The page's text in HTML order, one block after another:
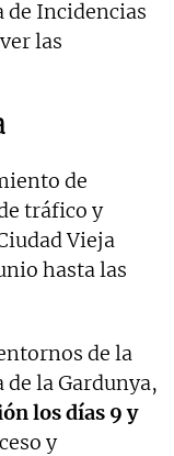
de Incidencias
las
de
tráfico y
Vieja
hasta las
de la
de la Gardunya,
los días 9 y
y